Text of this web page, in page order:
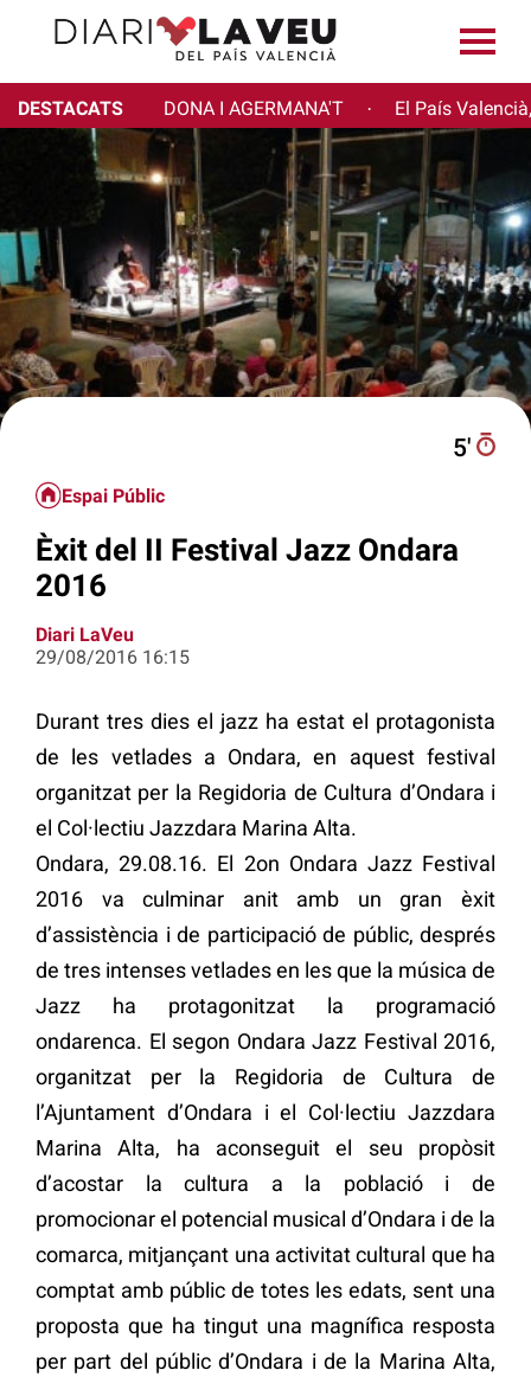
DESTACATS DONA I AGERMANA'T · El País
5′
Espai Públic
Èxit del II Festival Jazz Ondara
2016
Diari LaVeu
29/08/2016 16:15
Durant tres dies el jazz ha estat el protagonista
de les vetlades a Ondara, en aquest festival
organitzat per la Regidoria de Cultura d’Ondara i
el Col·lectiu Jazzdara Marina Alta.
Ondara, 29.08.16. El 2on Ondara Jazz Festival
2016 va culminar anit amb un gran èxit
d’assistència i de participació de públic, després
de tres intenses vetlades en les que la música de
Jazz ha protagonitzat la programació
ondarenca. El segon Ondara Jazz Festival 2016,
organitzat per la Regidoria de Cultura de
l’Ajuntament d’Ondara i el Col·lectiu Jazzdara
Marina Alta, ha aconseguit el seu propòsit
d’acostar la cultura a la població i de
promocionar el potencial musical d’Ondara i de la
comarca, mitjançant una activitat cultural que ha
comptat amb públic de totes les edats, sent una
proposta que ha tingut una magnífica resposta
per part del públic d’Ondara i de la Marina Alta,